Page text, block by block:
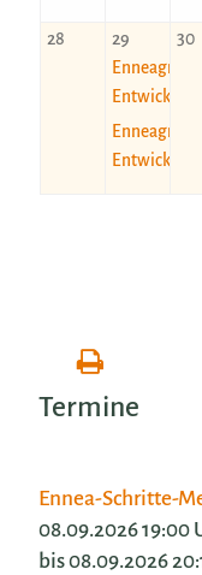
28 29 30
Termine
Ennea-Schritte-
08.09.2026 19:00
bis 08.09.2026